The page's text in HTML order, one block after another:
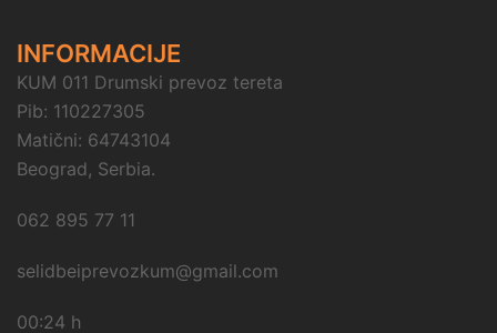
INFORMACIJE
KUM 011 Drumski prevoz tereta
Pib: 110227305
Matični: 64743104
Beograd, Serbia.
062 895 77 11
selidbeiprevozkum@gmail.com
00:24 h